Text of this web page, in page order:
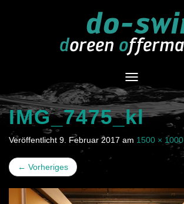
Navigation
umschalten
IMG_7475_kl
Veröffentlicht 9. Februar 2017 am 1500 × 1000
← Vorheriges